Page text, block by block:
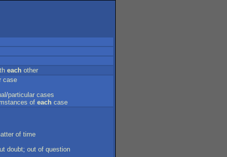
each other
case
/particular cases
of each case
of time
doubt; out of question